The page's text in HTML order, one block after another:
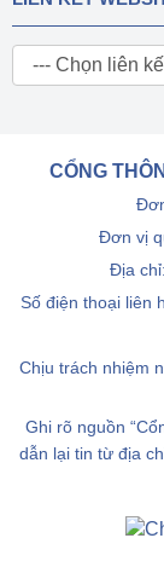
CỔNG
Đơn vị
Địa
Số điện thoại liên
Chịu trách nhiệm
Ghi rõ nguồn
dẫn lại tin từ địa